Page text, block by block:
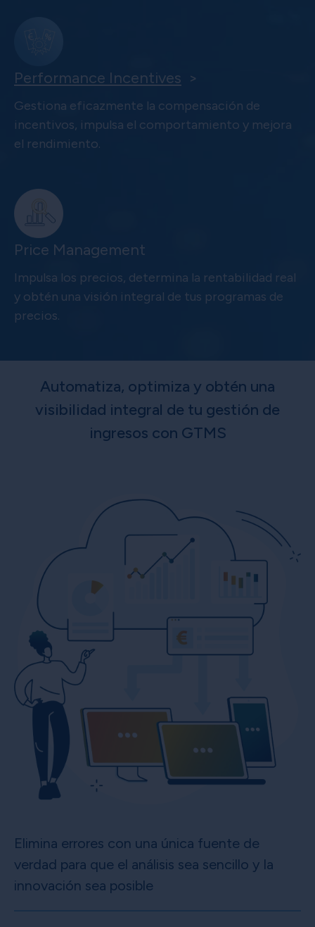
Performance Incentives >
Gestiona eficazmente la compensación de
incentivos, impulsa el comportamiento y mejora
el rendimiento.
Price Management
Impulsa los precios, determina la rentabilidad real
y obtén una visión integral de tus programas de
precios.
Automatiza, optimiza y obtén una
visibilidad integral de tu gestión de
ingresos con GTMS
Elimina errores con una única fuente de
verdad para que el análisis sea sencillo y la
innovación sea posible